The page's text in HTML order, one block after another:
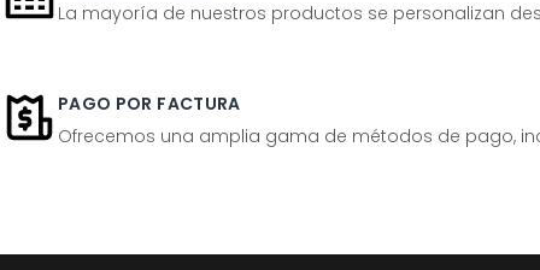
La mayoría de nuestros productos se personalizan
PAGO POR FACTURA
Ofrecemos una amplia gama de métodos de pago,